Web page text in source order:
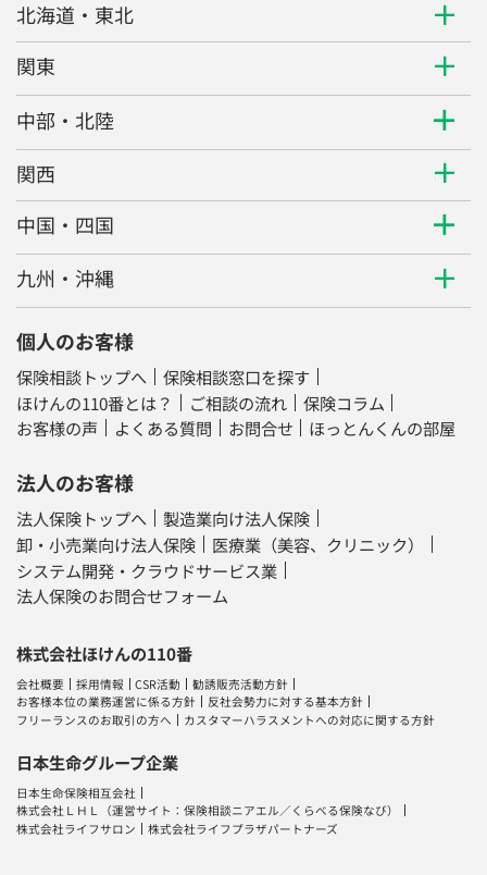
北海道・東北
関東
中部・北陸
関西
中国・四国
九州・沖縄
個人のお客様
保険相談トップへ
保険相談窓口を探す
ほけんの110番とは？
ご相談の流れ
保険コラム
お客様の声
よくある質問 お問合せ ほっとんくんの部屋
法人のお客様
法人保険トップへ
製造業向け法人保険
卸・小売業向け法人保険
医療業（美容、クリニック）
システム開発・クラウドサービス業
法人保険のお問合せフォーム
株式会社ほけんの110番
会社概要 採用情報 CSR活動
勧誘販売活動方針
お客様本位の業務運営に係る方針
反社会勢力に対する基本方針
フリーランスのお取引の方へ
カスタマーハラスメントへの対応に関する方針
日本生命グループ企業
日本生命保険相互会社
株式会社ＬＨＬ （運営サイト：保険相談ニアエル／ くらべる保険なび）
株式会社ライフサロン
株式会社ライフプラザパートナーズ